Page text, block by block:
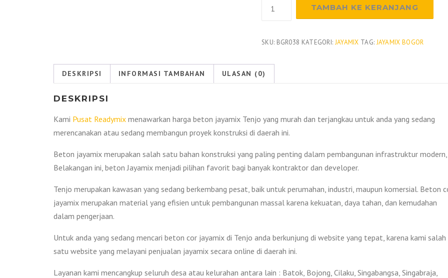
Jayamix
2026
TAMBAH KE KERANJANG
SKU: BGR038 KATEGORI: JAYAMIX TAG: JAYAMIX BOGOR
DESKRIPSI INFORMASI TAMBAHAN ULASAN (0)
DESKRIPSI
Kami Pusat Readymix menawarkan harga beton jayamix Tenjo yang murah dan terjangkau untuk anda yang sedang
merencanakan atau sedang membangun proyek konstruksi di daerah ini.
Beton jayamix merupakan salah satu bahan konstruksi yang paling penting dalam pembangunan infrastruktur modern,
Belakangan ini, beton Jayamix menjadi pilihan favorit bagi banyak kontraktor dan developer.
Tenjo merupakan kawasan yang sedang berkembang pesat, baik untuk perumahan, industri, maupun komersial. Beton
jayamix merupakan material yang efisien untuk pembangunan massal karena kekuatan, daya tahan, dan kemudahan
dalam pengerjaan.
Untuk anda yang sedang mencari beton cor jayamix di Tenjo anda berkunjung di website yang tepat, karena kami salah
satu website yang melayani penjualan jayamix secara online di daerah ini.
Layanan kami mencangkup seluruh desa atau kelurahan antara lain : Batok, Bojong, Cilaku, Singabangsa, Singabraja,